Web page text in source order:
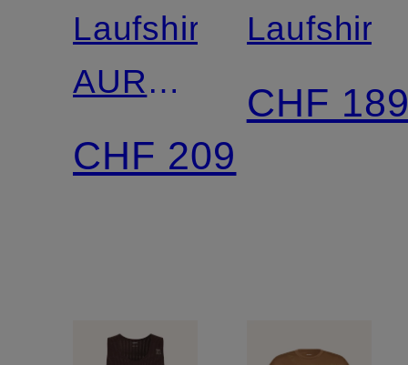
Laufshirt
AURALITE™
PLEATED
CHF 209
Laufshirt
CHF